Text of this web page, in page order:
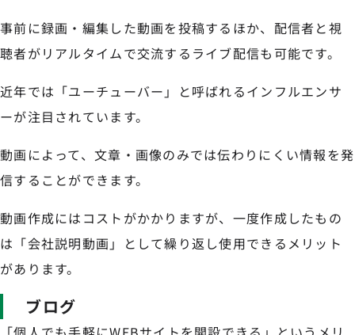
事前に録画・編集した動画を投稿するほか、配信者と視
聴者がリアルタイムで交流するライブ配信も可能です。
近年では「ユーチューバー」と呼ばれるインフルエンサ
ーが注目されています。
動画によって、文章・画像のみでは伝わりにくい情報を発
信することができます。
動画作成にはコストがかかりますが、一度作成したもの
は「会社説明動画」として繰り返し使用できるメリット
があります。
ブログ